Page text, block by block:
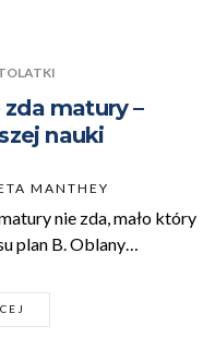
matury –
nauki
MANTHEY
nie zda, mało który
plan B. Oblany…